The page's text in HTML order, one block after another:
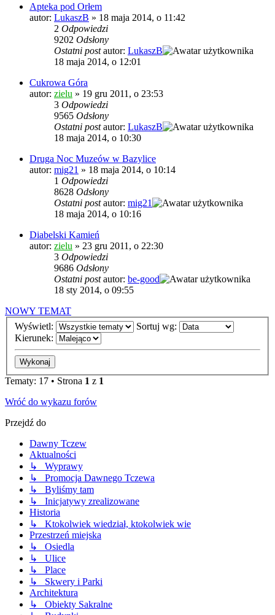
Apteka pod Orłem
autor: LukaszB » 18 maja 2014, o 11:42
2 Odpowiedzi
9202 Odsłony
Ostatni postautor: LukaszB
18 maja 2014, o 12:01
Cukrowa Góra
autor: zielu » 19 gru 2011, o 23:53
3 Odpowiedzi
9565 Odsłony
Ostatni postautor: LukaszB
18 maja 2014, o 10:30
Druga Noc Muzeów w Bazylice
autor: mig21 » 18 maja 2014, o 10:14
1 Odpowiedzi
8628 Odsłony
Ostatni postautor: mig21
18 maja 2014, o 10:16
Diabelski Kamień
autor: zielu » 23 gru 2011, o 22:30
3 Odpowiedzi
9686 Odsłony
Ostatni postautor: be-good
18 sty 2014, o 09:55
NOWY TEMAT
Wyświetl:
Sortuj wg:
Kierunek:
Tematy: 17 • Strona 1 z 1
Wróć do wykazu forów
Przejdź do
Dawny Tczew
Aktualności
↳ Wyprawy
↳ Promocja Dawnego Tczewa
↳ Byliśmy tam
↳ Inicjatywy zrealizowane
Historia
↳ Ktokolwiek wiedział, ktokolwiek wie
Przestrzeń miejska
↳ Osiedla
↳ Ulice
↳ Place
↳ Skwery i Parki
Architektura
↳ Obiekty Sakralne